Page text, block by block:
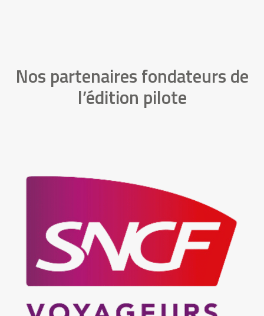
Nos partenaires fondateurs de
l’édition pilote
Chargée du transport de voyageurs en France et en Europe,
SNCF Voyageurs, société du groupe SNCF, propose des
solutions de mobilité verte et de maintenance du matériel
roulant à ses clients et partenaires : voyageurs, Autorités
Organisatrices des Transports, opérateurs ferroviaires,
industriels et constructeurs.
Leur mission est de proposer les meilleures solutions de
mobilité verte pour les voyageurs, pour répondre aux besoins
de tous en matière d’offre, de coût, de qualité de service et
de respect de l’environnement, en s’adaptant en permanence